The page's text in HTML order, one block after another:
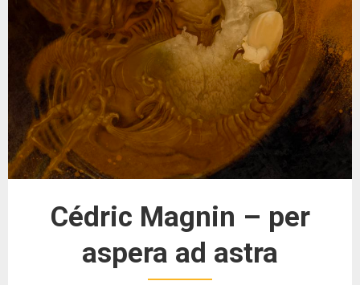
Cédric Magnin – per
aspera ad astra